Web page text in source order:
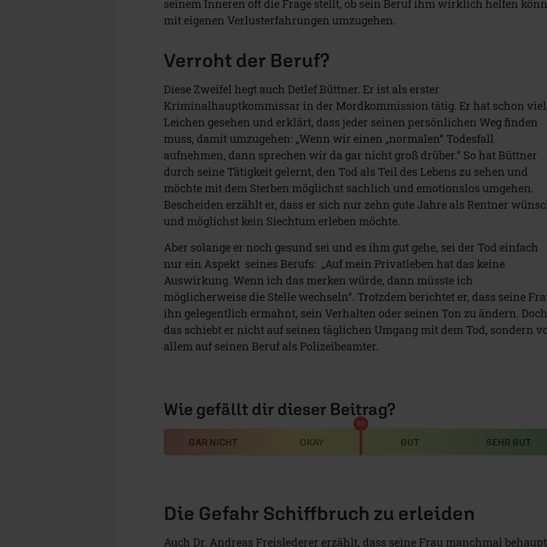
seinem Inneren oft die Frage stellt, ob sein Beruf ihm wirklich helfen
mit eigenen Verlusterfahrungen umzugehen.
Verroht der Beruf?
Diese Zweifel hegt auch Detlef Büttner. Er ist als erster
Kriminalhauptkommissar in der Mordkommission tätig. Er hat schon
Leichen gesehen und erklärt, dass jeder seinen persönlichen Weg finden
muss, damit umzugehen: „Wenn wir einen „normalen“ Todesfall
aufnehmen, dann sprechen wir da gar nicht groß drüber.“ So hat Büttner
durch seine Tätigkeit gelernt, den Tod als Teil des Lebens zu sehen und
möchte mit dem Sterben möglichst sachlich und emotionslos umgehen.
Bescheiden erzählt er, dass er sich nur zehn gute Jahre als Rentner
und möglichst kein Siechtum erleben möchte.
Aber solange er noch gesund sei und es ihm gut gehe, sei der Tod einfach
nur ein Aspekt seines Berufs: „Auf mein Privatleben hat das keine
Auswirkung. Wenn ich das merken würde, dann müsste ich
möglicherweise die Stelle wechseln“. Trotzdem berichtet er, dass seine
ihn gelegentlich ermahnt, sein Verhalten oder seinen Ton zu ändern.
das schiebt er nicht auf seinen täglichen Umgang mit dem Tod, sondern
allem auf seinen Beruf als Polizeibeamter.
Wie gefällt dir dieser Beitrag?
GAR NICHT OKAY GUT SEHR GUT
50
Die Gefahr Schiffbruch zu erleiden
Auch Dr. Andreas Freislederer erzählt, dass seine Frau manchmal